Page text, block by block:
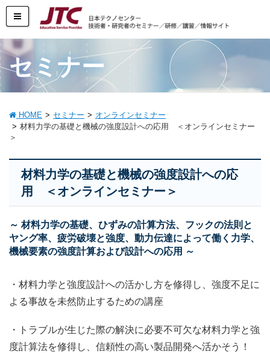
セミナー
HOME セミナー
オンラインセミナー
材料力学の基礎と機械の強度設計への応用 ＜オンラインセミナー
＞
材料力学の基礎と機械の強度設計への応
用 ＜オンラインセミナー＞
～ 材料力学の基礎、ひずみの計算方法、フックの法則と
ヤング率、疲労破壊と強度、動力伝達によって働く力学、
機械要素の強度計算および設計への応用 ～
・材料力学と強度設計への活かし方を修得し、強度不足に
よる事故を未然防止するための講座
・トラブルが生じた際の解決に必要不可欠な材料力学と強
度計算法を修得し、信頼性の高い製品開発へ活かそう！